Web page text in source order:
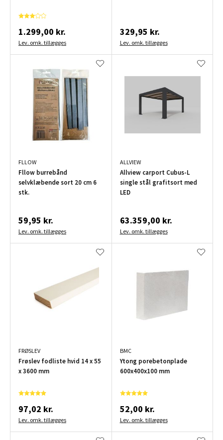
1.299,00 kr.
Lev. omk. tillægges
329,95 kr.
Lev. omk. tillægges
FLLOW
Fllow burrebånd
selvklæbende sort 20 cm 6
stk.
59,95 kr.
Lev. omk. tillægges
ALLVIEW
Allview carport Cubus-L
single stål grafitsort med
LED
63.359,00 kr.
Lev. omk. tillægges
FRØSLEV
Frøslev fodliste hvid 14 x 55
x 3600 mm
97,02 kr.
Lev. omk. tillægges
BMC
Ytong porebetonplade
600x400x100 mm
52,00 kr.
Lev. omk. tillægges